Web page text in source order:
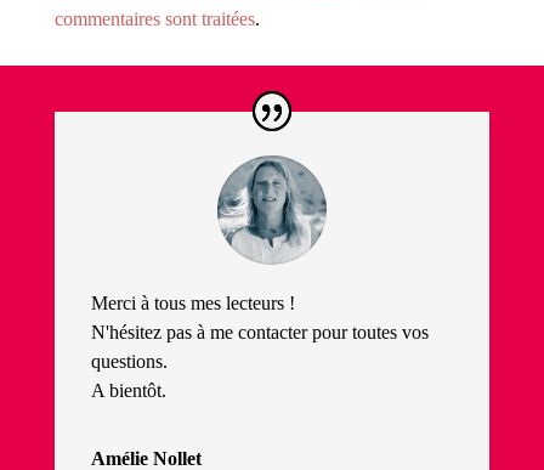
commentaires sont traitées.
Merci à tous mes lecteurs !
N'hésitez pas à me contacter pour toutes vos
questions.
A bientôt.
Amélie Nollet